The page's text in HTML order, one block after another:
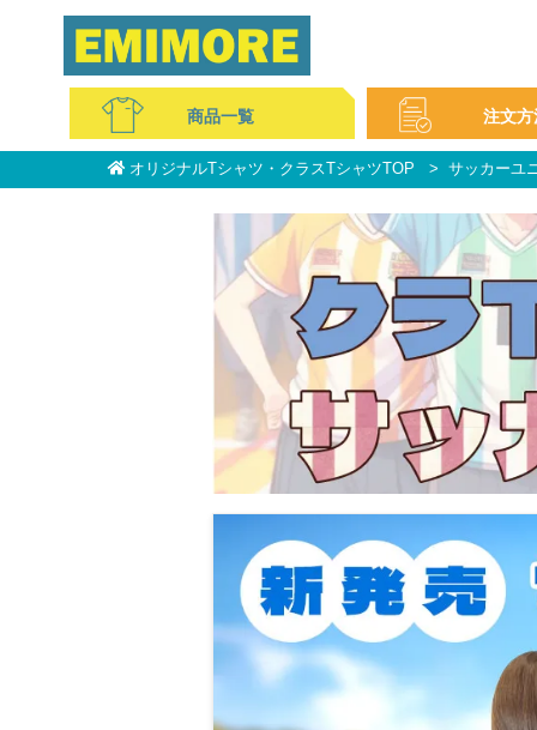
商品一覧
コットンTシャツ
ドライ・スポーツ
ポロシャツ
スウェット・パーカー
ブルゾン
パンツ
コットンバッグ
不織布
ミニタオル
マフラータオル
フェイスタオル
ビブス
キャップ
無地アイテム
イベントグッズ
注文方
ご注文の流れ
WEBサイトの注文方法
お支払い方法について
料金について
サービス特集
よくある質問
オリジナルTシャツ・クラスTシャツTOP サッカーユ